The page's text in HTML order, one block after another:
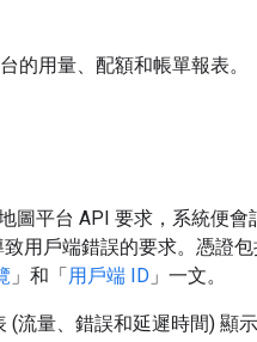
的用量、配額和帳單報表。
圖平台 API 要求，系統便
用戶端錯誤的要求。憑證
」和「用戶端 ID 」一文。
(流量、錯誤和延遲時間) 顯